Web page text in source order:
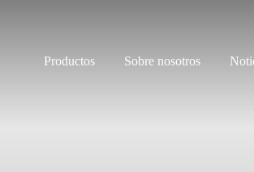
Productos Sobre nosotros